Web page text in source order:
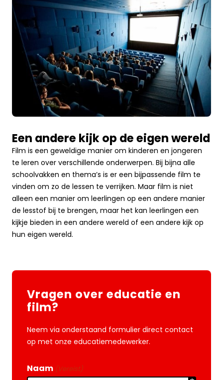
Een andere kijk op de eigen wereld
Film is een geweldige manier om kinderen en jongeren
te leren over verschillende onderwerpen. Bij bijna alle
schoolvakken en thema’s is er een bijpassende film te
vinden om zo de lessen te verrijken. Maar film is niet
alleen een manier om leerlingen op een andere manier
de lesstof bij te brengen, maar het kan leerlingen een
kijkje bieden in een andere wereld of een andere kijk op
hun eigen wereld.
Vragen over educatie en
film?
Neem via onderstaand formulier direct contact
op met onze educatiemedewerker.
Naam (Vereist)